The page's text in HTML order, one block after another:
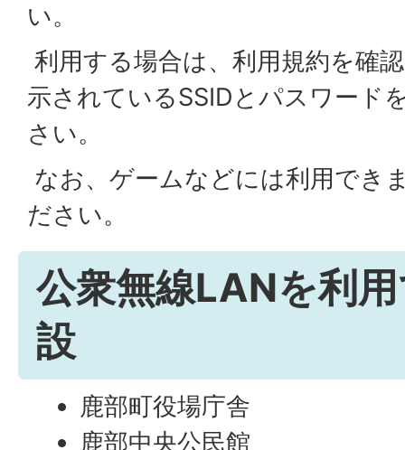
い。
利用する場合は、利用規約を確
示されているSSIDとパスワード
さい。
なお、ゲームなどには利用でき
ださい。
公衆無線LANを利
設
鹿部町役場庁舎
鹿部中央公民館